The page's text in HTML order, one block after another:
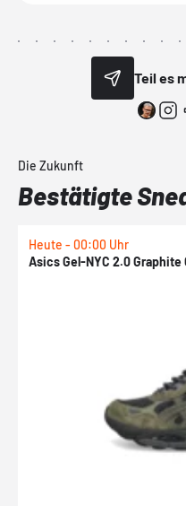
Teil es
Die Zukunft
Bestätigte
Heute - 00:00 Uhr
Asics Gel-NYC 2.0 Graphite